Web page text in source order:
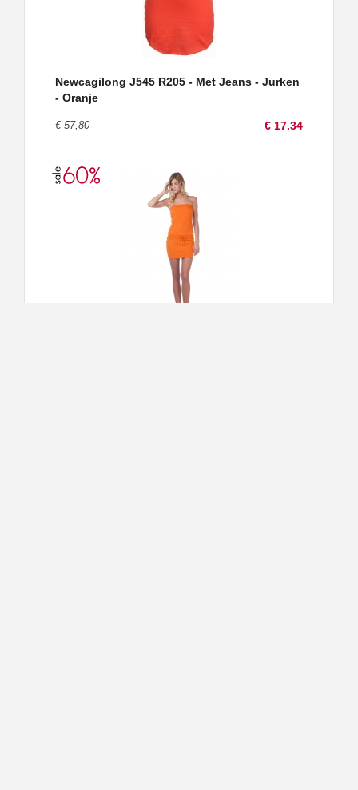
Newcagilong J545 R205 - Met Jeans - Jurken
- Oranje
€ 57,80 € 17.34